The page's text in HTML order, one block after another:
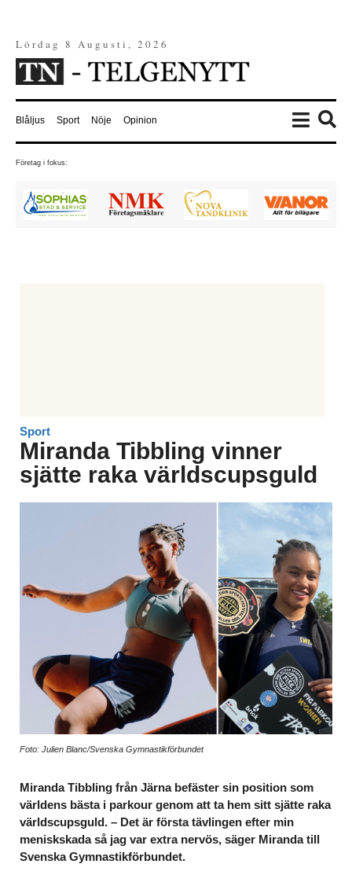
Lördag 8 Augusti, 2026
Blåljus Sport Nöje Opinion
Företag i fokus:
Sport
Miranda Tibbling vinner
sjätte raka världscupsguld
Foto: Julien Blanc/Svenska Gymnastikförbundet
Miranda Tibbling från Järna befäster sin position som
världens bästa i parkour genom att ta hem sitt sjätte raka
världscupsguld. – Det är första tävlingen efter min
meniskskada så jag var extra nervös, säger Miranda till
Svenska Gymnastikförbundet.